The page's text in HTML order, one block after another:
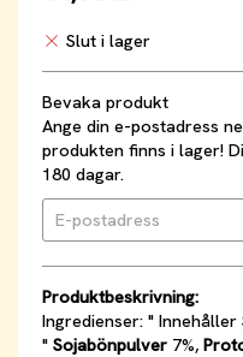
Slut i lager
Bevaka produkt
Ange din e-postadress
produkten finns i lager!
180 dagar.
Produktbeskrivning:
Ingredienser: "
" Sojabönpulver 7%,